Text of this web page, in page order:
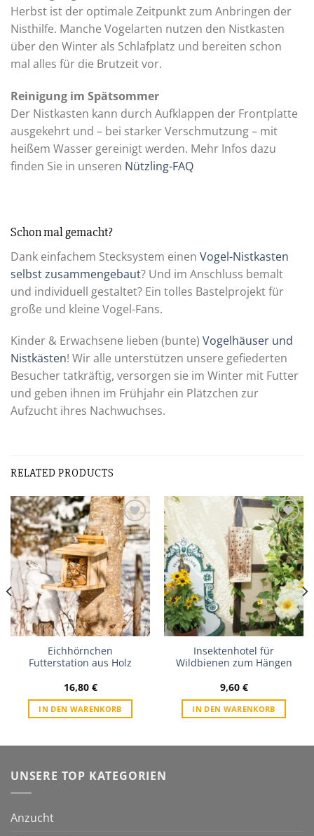
Herbst ist der optimale Zeitpunkt zum Anbringen der
Nisthilfe. Manche Vogelarten nutzen den Nistkasten
über den Winter als Schlafplatz und bereiten schon
mal alles für die Brutzeit vor.
Reinigung im Spätsommer
Der Nistkasten kann durch Aufklappen der Frontplatte
ausgekehrt und – bei starker Verschmutzung – mit
heißem Wasser gereinigt werden. Mehr Infos dazu
finden Sie in unseren Nützling-FAQ
Schon mal gemacht?
Dank einfachem Stecksystem einen Vogel-Nistkasten
selbst zusammengebaut? Und im Anschluss bemalt
und individuell gestaltet? Ein tolles Bastelprojekt für
große und kleine Vogel-Fans.
Kinder & Erwachsene lieben (bunte) Vogelhäuser und
Nistkästen! Wir alle unterstützen unsere gefiederten
Besucher tatkräftig, versorgen sie im Winter mit Futter
und geben ihnen im Frühjahr ein Plätzchen zur
Aufzucht ihres Nachwuchses.
RELATED PRODUCTS
Zur
Wunschliste
Eichhörnchen
Futterstation aus Holz
16,80 €
IN DEN WARENKORB
Zur
Wunschliste
Insektenhotel für
Wildbienen zum Hängen
9,60 €
IN DEN WARENKORB
UNSERE TOP KATEGORIEN
Anzucht